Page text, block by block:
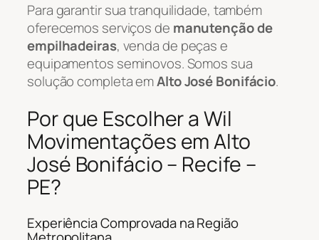
Para garantir sua tranquilidade, também
oferecemos serviços de manutenção de
empilhadeiras, venda de peças e
equipamentos seminovos. Somos sua
solução completa emAlto José Bonifácio.
Por que Escolher a Wil
Movimentações em Alto
José Bonifácio – Recife –
PE?
Experiência Comprovada na Região